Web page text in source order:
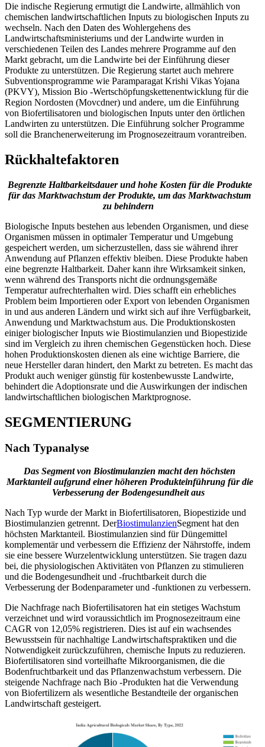
Die indische Regierung ermutigt die Landwirte, allmählich von
chemischen landwirtschaftlichen Inputs zu biologischen Inputs zu
wechseln. Nach den Daten des Wohlergehens des
Landwirtschaftsministeriums und der Landwirte wurden in
verschiedenen Teilen des Landes mehrere Programme auf den
Markt gebracht, um die Landwirte bei der Einführung dieser
Produkte zu unterstützen. Die Regierung startet auch mehrere
Subventionsprogramme wie Paramparagat Krishi Vikas Yojana
(PKVY), Mission Bio -Wertschöpfungskettenentwicklung für die
Region Nordosten (Movcdner) und andere, um die Einführung
von Biofertilisatoren und biologischen Inputs unter den örtlichen
Landwirten zu unterstützen. Die Einführung solcher Programme
soll die Branchenerweiterung im Prognosezeitraum vorantreiben.
Rückhaltefaktoren
Begrenzte Haltbarkeitsdauer und hohe Kosten für die Produkte
für das Marktwachstum der Produkte, um das Marktwachstum
zu behindern
Biologische Inputs bestehen aus lebenden Organismen, und diese
Organismen müssen in optimaler Temperatur und Umgebung
gespeichert werden, um sicherzustellen, dass sie während ihrer
Anwendung auf Pflanzen effektiv bleiben. Diese Produkte haben
eine begrenzte Haltbarkeit. Daher kann ihre Wirksamkeit sinken,
wenn während des Transports nicht die ordnungsgemäße
Temperatur aufrechterhalten wird. Dies schafft ein erhebliches
Problem beim Importieren oder Export von lebenden Organismen
in und aus anderen Ländern und wirkt sich auf ihre Verfügbarkeit,
Anwendung und Marktwachstum aus. Die Produktionskosten
einiger biologischer Inputs wie Biostimulanzien und Biopestizide
sind im Vergleich zu ihren chemischen Gegenstücken hoch. Diese
hohen Produktionskosten dienen als eine wichtige Barriere, die
neue Hersteller daran hindert, den Markt zu betreten. Es macht das
Produkt auch weniger günstig für kostenbewusste Landwirte,
behindert die Adoptionsrate und die Auswirkungen der indischen
landwirtschaftlichen biologischen Marktprognose.
SEGMENTIERUNG
Nach Typanalyse
Das Segment von Biostimulanzien macht den höchsten
Marktanteil aufgrund einer höheren Produkteinführung für die
Verbesserung der Bodengesundheit aus
Nach Typ wurde der Markt in Biofertilisatoren, Biopestizide und
Biostimulanzien getrennt. DerBiostimulanzienSegment hat den
höchsten Marktanteil. Biostimulanzien sind für Düngemittel
komplementär und verbessern die Effizienz der Nährstoffe, indem
sie eine bessere Wurzelentwicklung unterstützen. Sie tragen dazu
bei, die physiologischen Aktivitäten von Pflanzen zu stimulieren
und die Bodengesundheit und -fruchtbarkeit durch die
Verbesserung der Bodenparameter und -funktionen zu verbessern.
Die Nachfrage nach Biofertilisatoren hat ein stetiges Wachstum
verzeichnet und wird voraussichtlich im Prognosezeitraum eine
CAGR von 12,05% registrieren. Dies ist auf ein wachsendes
Bewusstsein für nachhaltige Landwirtschaftspraktiken und die
Notwendigkeit zurückzuführen, chemische Inputs zu reduzieren.
Biofertilisatoren sind vorteilhafte Mikroorganismen, die die
Bodenfruchtbarkeit und das Pflanzenwachstum verbessern. Die
steigende Nachfrage nach Bio -Produkten hat die Verwendung
von Biofertilizern als wesentliche Bestandteile der organischen
Landwirtschaft gesteigert.